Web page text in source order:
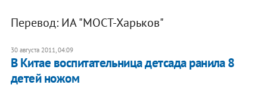
Перевод: ИА "МОСТ-Харьков"
30 августа 2011, 04:09
В Китае воспитательница детсада ранила 8
детей ножом